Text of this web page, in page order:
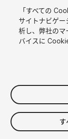
FREE
29viewsin
「すべての
サイトナビゲ
析し、弊社のマ
バイスに